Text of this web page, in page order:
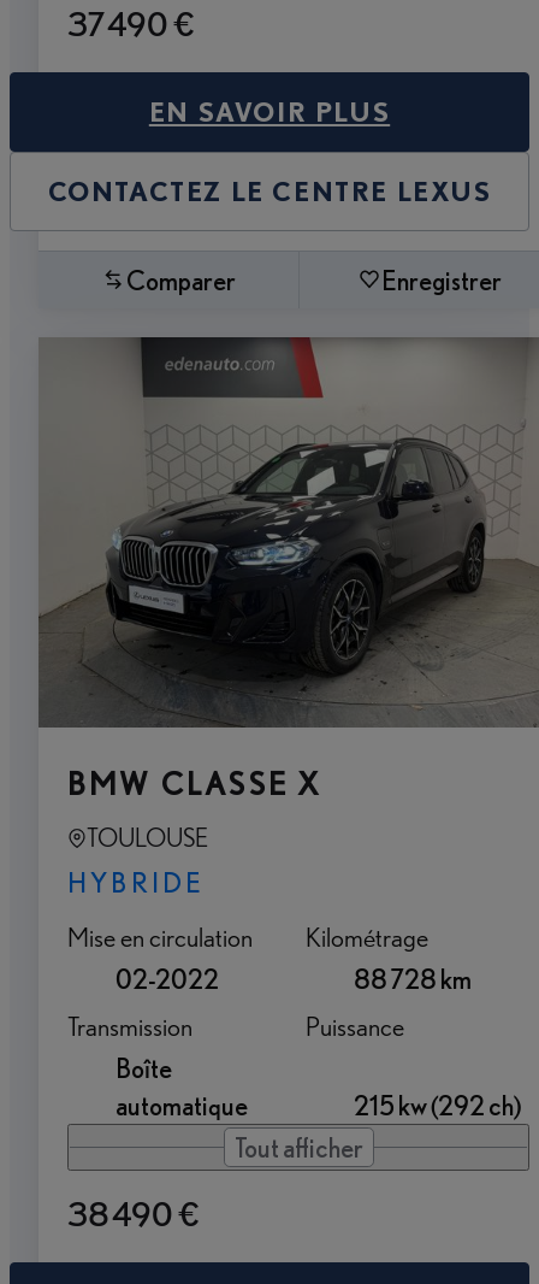
37 490 €
EN SAVOIR PLUS
CONTACTEZ LE CENTRE LEXUS
Comparer Enregistrer
BMW CLASSE X
TOULOUSE
HYBRIDE
Mise en circulation
02-2022
Kilométrage
88 728 km
Transmission
Boîte
automatique
Puissance
215 kw (292 ch)
Tout afficher
38 490 €